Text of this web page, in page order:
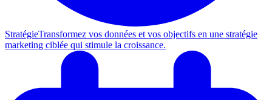
StratégieTransformez vos données et vos objectifs en une stratégie
marketing ciblée qui stimule la croissance.